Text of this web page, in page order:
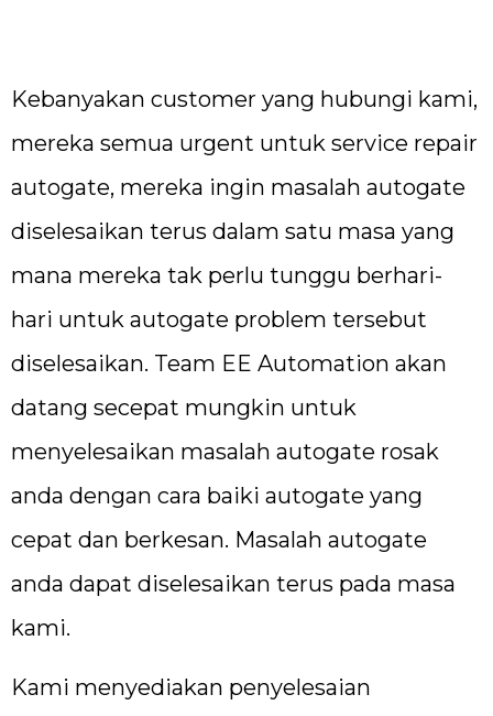
Kebanyakan customer yang hubungi kami,
mereka semua urgent untuk service repair
autogate, mereka ingin masalah autogate
diselesaikan terus dalam satu masa yang
mana mereka tak perlu tunggu berhari-
hari untuk autogate problem tersebut
diselesaikan. Team EE Automation akan
datang secepat mungkin untuk
menyelesaikan masalah autogate rosak
anda dengan cara baiki autogate yang
cepat dan berkesan. Masalah autogate
anda dapat diselesaikan terus pada masa
kami.
Kami menyediakan penyelesaian